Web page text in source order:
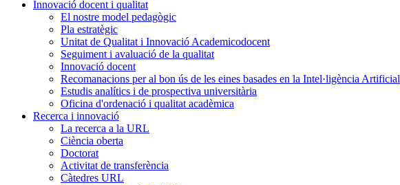
Innovació docent i qualitat
El nostre model pedagògic
Pla estratègic
Unitat de Qualitat i Innovació Academicodocent
Seguiment i avaluació de la qualitat
Innovació docent
Recomanacions per al bon ús de les eines basades en la Intel·ligència Artificial
Estudis analítics i de prospectiva universitària
Oficina d'ordenació i qualitat acadèmica
Recerca i innovació
La recerca a la URL
Ciència oberta
Doctorat
Activitat de transferència
Càtedres URL